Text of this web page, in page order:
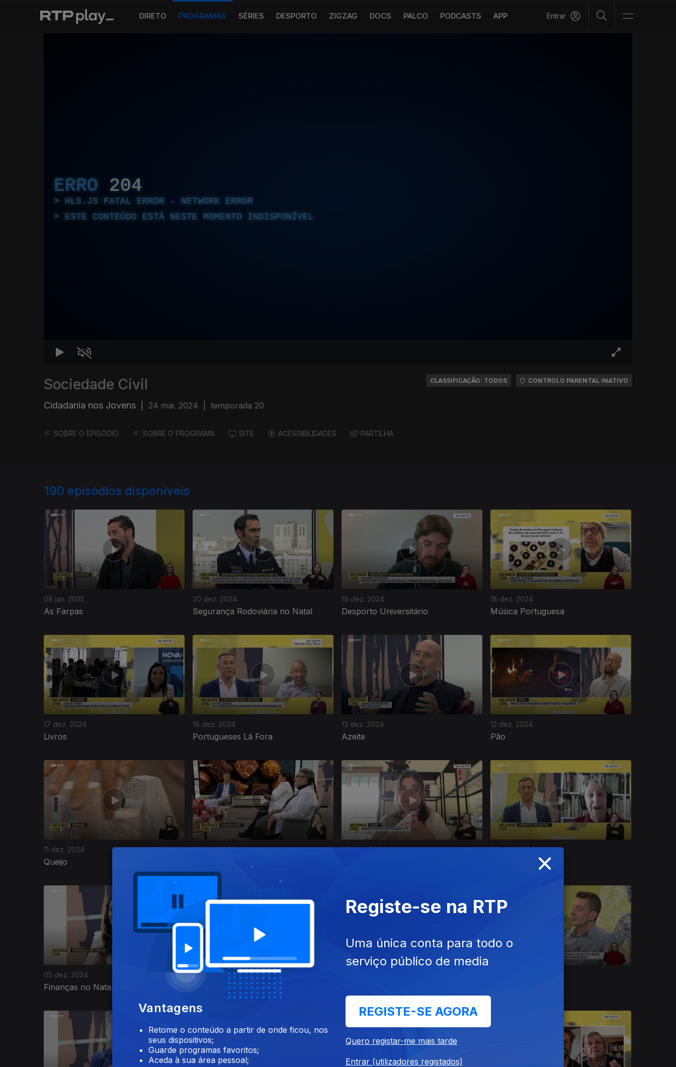
DIRETO PROGRAMAS SÉRIES DESPORTO ZIGZAG DOCS PALCO PODCASTS APP Entrar
ERRO 204
HLS.JS FATAL ERROR - NETWORK ERROR
ESTE CONTEÚDO ESTÁ NESTE MOMENTO INDISPONÍVEL
Sociedade Civil
Cidadania nos Jovens 24 mai. 2024 temporada 20
CLASSIFICAÇÃO: TODOS CONTROLO PARENTAL INATIVO
SOBRE O EPISÓDIO SOBRE O PROGRAMA SITE ACESSIBILIDADES PARTILHA
190 episódios disponíveis
08 jan. 2025
As Farpas
20 dez. 2024
Segurança Rodoviária no Natal
19 dez. 2024
Desporto Universitário
18 dez. 2024
Música Portuguesa
17 dez. 2024
Livros
16 dez. 2024
Portugueses Lá Fora
13 dez. 2024
Azeite
12 dez. 2024
Pão
11 dez. 2024
Queijo
10 dez. 2024 09 dez. 2024 06 dez. 2024
Contos de Natal
814021
05 dez. 2024
Finanças no Natal
04 dez. 2024
Prendas de Natal
×
Vantagens
Retome o conteúdo a partir de onde ficou, nos
seus dispositivos;
Guarde programas favoritos;
Aceda à sua área pessoal;
Registe-se na RTP
Uma única conta para todo o
serviço público de media
REGISTE-SE AGORA
Quero registar-me mais tarde
Entrar (utilizadores registados)